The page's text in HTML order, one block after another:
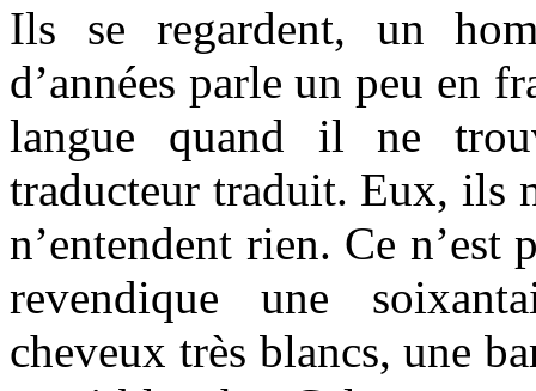
Ils se regardent, un
d’années parle un peu en
langue quand il ne
traducteur traduit. Eux, ils
n’entendent rien. Ce n’est
revendique une
cheveux très blancs, une